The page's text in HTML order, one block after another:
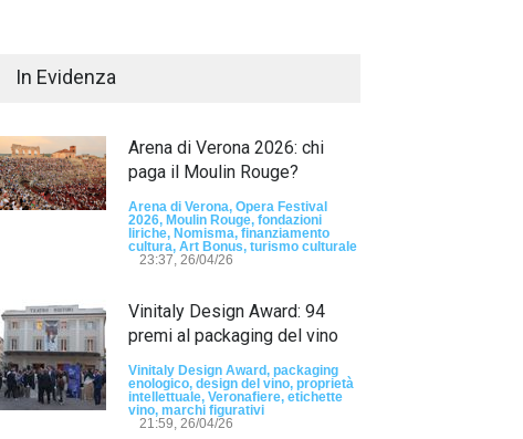
"Il Passaporto di Fausto Angelo Coppi" il
Premio Internazionale, dedicato a Giovanni
- nessun tag - 23:24, 24/07/26
In Evidenza
Arena di Verona 2026: chi
paga il Moulin Rouge?
Arena di Verona, Opera Festival
2026, Moulin Rouge, fondazioni
liriche, Nomisma, finanziamento
cultura, Art Bonus, turismo culturale
23:37, 26/04/26
Vinitaly Design Award: 94
premi al packaging del vino
Vinitaly Design Award, packaging
enologico, design del vino, proprietà
intellettuale, Veronafiere, etichette
vino, marchi figurativi
21:59, 26/04/26